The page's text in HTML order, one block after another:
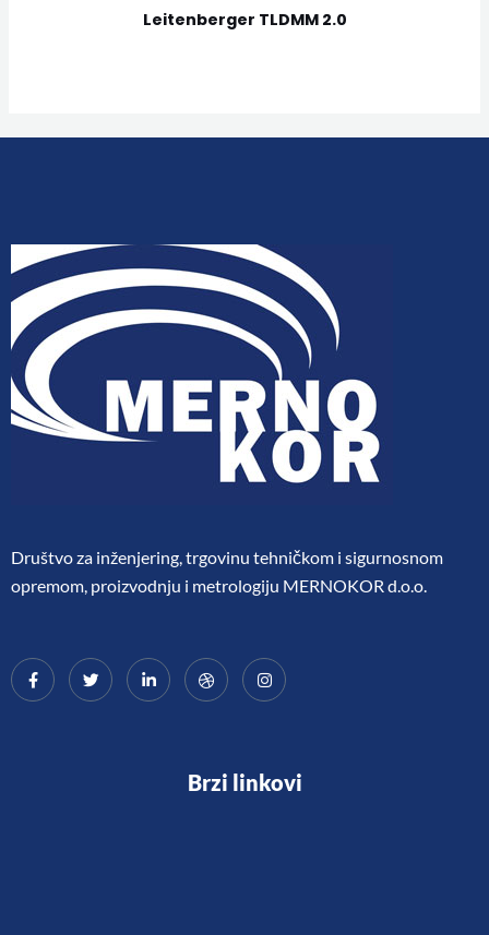
Leitenberger TLDMM 2.0
Društvo za inženjering, trgovinu tehničkom i sigurnosnom
opremom, proizvodnju i metrologiju MERNOKOR d.o.o.
Brzi linkovi